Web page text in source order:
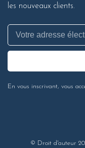
les nouveaux clients.
En vous inscrivant, vous
© Droit d'auteur